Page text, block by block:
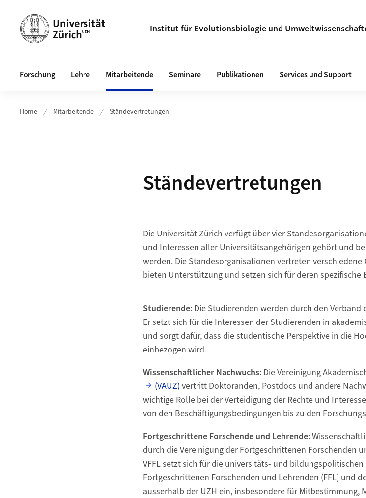
Institut für Evolutionsbiologie und
Forschung Lehre Mitarbeitende Seminare Publikationen Services und Support
Home Mitarbeitende Ständevertretungen
Ständevertretungen
Die Universität Zürich verfügt über vier
und Interessen aller Universitätsangehörigen gehört und
werden. Die Standesorganisationen vertreten
bieten Unterstützung und setzen sich für deren spezifische
Studierende: Die Studierenden werden durch den Verband
Er setzt sich für die Interessen der Studierenden in
und sorgt dafür, dass die studentische Perspektive in die
einbezogen wird.
Wissenschaftlicher Nachwuchs: Die Vereinigung
(VAUZ) vertritt Doktoranden, Postdocs und andere
wichtige Rolle bei der Verteidigung der Rechte und
von den Beschäftigungsbedingungen bis zu den
Fortgeschrittene Forschende und Lehrende:
durch die Vereinigung der Fortgeschrittenen Forschenden
VFFL setzt sich für die universitäts- und
Fortgeschrittenen Forschenden und Lehrenden (FFL) und
ausserhalb der UZH ein, insbesondere für Mitbestimmung,